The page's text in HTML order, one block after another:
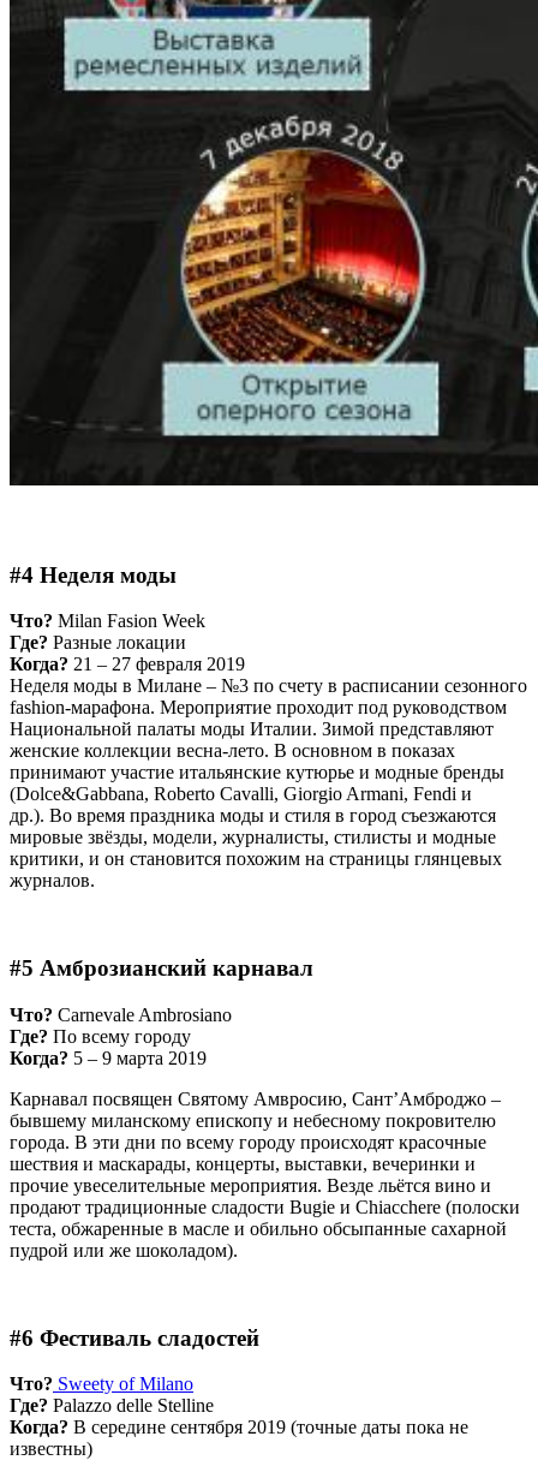
#4 Неделя моды
Что? Milan Fasion Week
Где? Разные локации
Когда? 21 – 27 февраля 2019
Неделя моды в Милане – №3 по счету в расписании сезонного
fashion-марафона. Мероприятие проходит под руководством
Национальной палаты моды Италии. Зимой представляют
женские коллекции весна-лето. В основном в показах
принимают участие итальянские кутюрье и модные бренды
(Dolce&Gabbana, Roberto Cavalli, Giorgio Armani, Fendi и
др.). Во время праздника моды и стиля в город съезжаются
мировые звёзды, модели, журналисты, стилисты и модные
критики, и он становится похожим на страницы глянцевых
журналов.
#5 Амброзианский карнавал
Что? Carnevale Ambrosiano
Где? По всему городу
Когда? 5 – 9 марта 2019
Карнавал посвящен Святому Амвросию, Сант’Амброджо –
бывшему миланскому епископу и небесному покровителю
города. В эти дни по всему городу происходят красочные
шествия и маскарады, концерты, выставки, вечеринки и
прочие увеселительные мероприятия. Везде льётся вино и
продают традиционные сладости Bugie и Chiacchere (полоски
теста, обжаренные в масле и обильно обсыпанные сахарной
пудрой или же шоколадом).
#6 Фестиваль сладостей
Что? Sweety of Milano
Где? Palazzo delle Stelline
Когда? В середине сентября 2019 (точные даты пока не
известны)